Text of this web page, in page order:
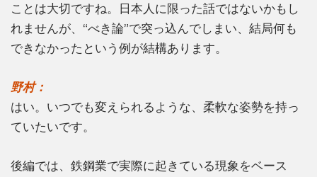
ことは大切ですね。日本人に限った話ではないかもし
れませんが、“べき論”で突っ込んでしまい、結局何も
できなかったという例が結構あります。
野村：
はい。いつでも変えられるような、柔軟な姿勢を持っ
ていたいです。
後編では、鉄鋼業で実際に起きている現象をベース